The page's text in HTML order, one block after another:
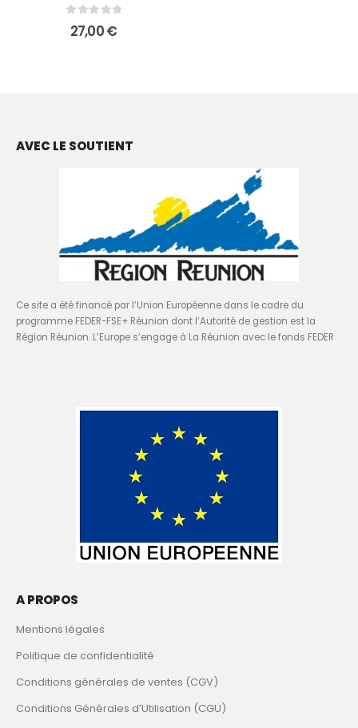
0sur 5
27,00€
AVEC LE SOUTIENT
Ce site a été financé par l’Union Européenne dans le cadre du
programme FEDER-FSE+ Réunion dont l’Autorité de gestion est la
Région Réunion. L’Europe s’engage à La Réunion avec le fonds FEDER
A PROPOS
Mentions légales
Politique de confidentialité
Conditions générales de ventes (CGV)
Conditions Générales d’Utilisation (CGU)